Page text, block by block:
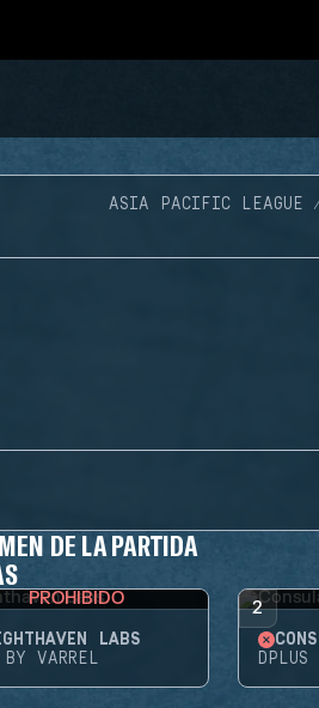
ASIA PACIFIC LEAGUE
DE LA PARTIDA
PROHIBIDO
LABS
BY VARREL
2